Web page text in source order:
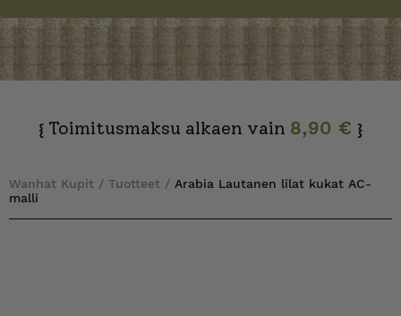
{ Toimitusmaksu alkaen vain 8,90 € }
Wanhat Kupit / Tuotteet / Arabia Lautanen lilat kukat AC-
malli